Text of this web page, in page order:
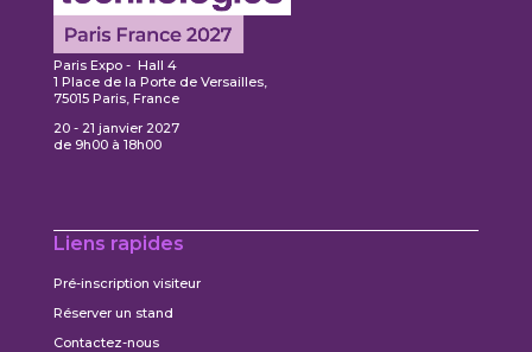
Paris Expo - Hall 4
1 Place de la Porte de Versailles,
75015 Paris, France
20 - 21 janvier 2027
de 9h00 à 18h00
Liens rapides
Pré-inscription visiteur
Réserver un stand
Contactez-nous